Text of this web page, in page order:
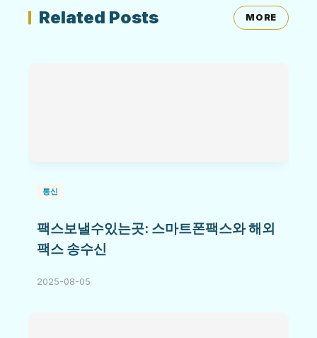
Related Posts MORE
통신
팩스보낼수있는곳: 스마트폰팩스와 해외
팩스 송수신
2025-08-05